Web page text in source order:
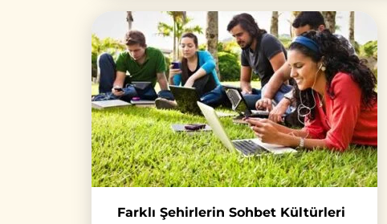
Farklı Şehirlerin Sohbet Kültürleri